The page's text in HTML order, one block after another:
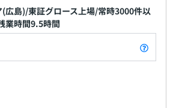
広島)/東証グロース上場/常時3000件以
業時間9.5時間